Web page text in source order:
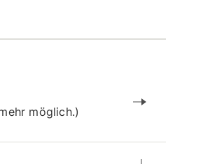
möglich.)